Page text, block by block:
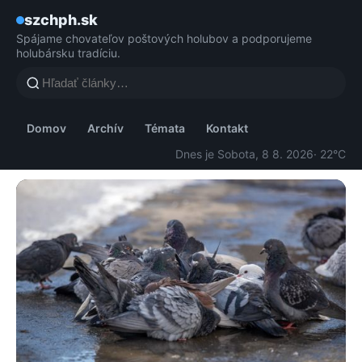
szchph.sk
Spájame chovateľov poštových holubov a podporujeme
holubársku tradíciu.
Domov Archív Témata
Kontakt
Dnes je Sobota, 8 8. 2026· 22°C